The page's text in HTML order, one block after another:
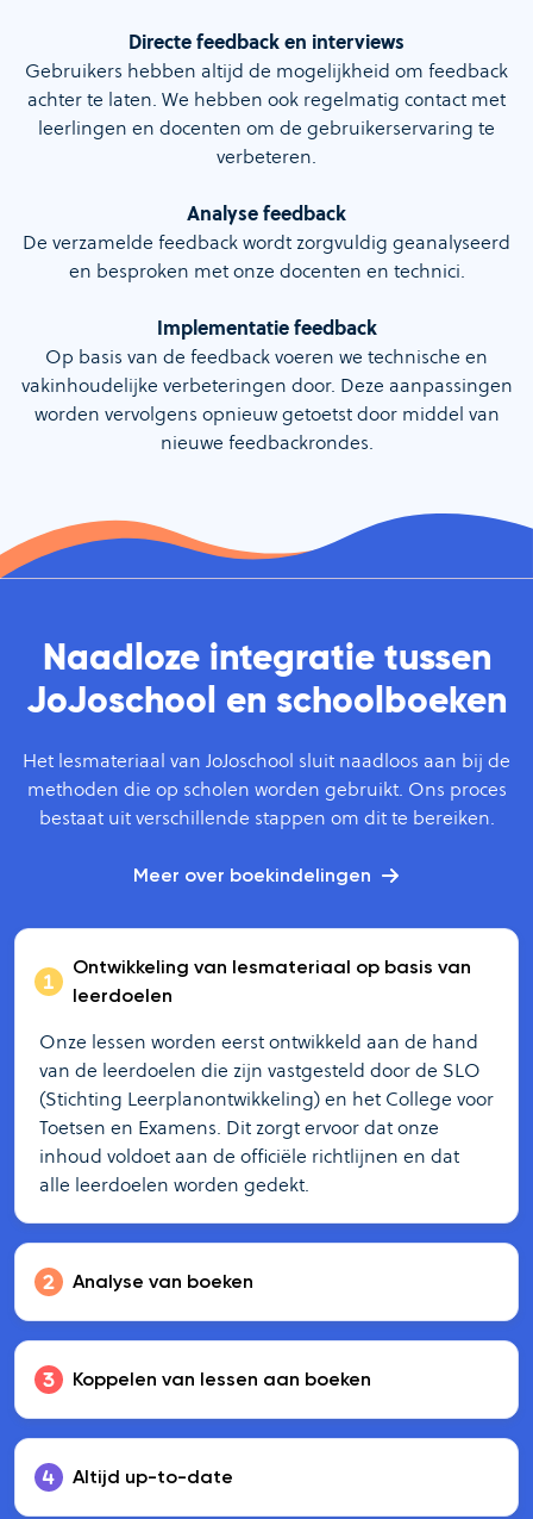
Directe feedback en interviews
Gebruikers hebben altijd de mogelijkheid om feedback
achter te laten. We hebben ook regelmatig contact met
leerlingen en docenten om de gebruikerservaring te
verbeteren.
Analyse feedback
De verzamelde feedback wordt zorgvuldig geanalyseerd
en besproken met onze docenten en technici.
Implementatie feedback
Op basis van de feedback voeren we technische en
vakinhoudelijke verbeteringen door. Deze aanpassingen
worden vervolgens opnieuw getoetst door middel van
nieuwe feedbackrondes.
Ontwikkeling van lesmateriaal op basis van
leerdoelen
Onze lessen worden eerst ontwikkeld aan de hand
van de leerdoelen die zijn vastgesteld door de SLO
(Stichting Leerplanontwikkeling) en het College voor
Toetsen en Examens. Dit zorgt ervoor dat onze
inhoud voldoet aan de officiële richtlijnen en dat
alle leerdoelen worden gedekt.
Analyse van boeken
Koppelen van lessen aan boeken
Altijd up-to-date
Naadloze integratie tussen
JoJoschool en schoolboeken
Het lesmateriaal van JoJoschool sluit naadloos aan bij de
methoden die op scholen worden gebruikt. Ons proces
bestaat uit verschillende stappen om dit te bereiken.
Meer over boekindelingen